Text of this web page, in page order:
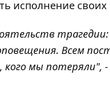
исполнение своих
Всем
мы потеряли",